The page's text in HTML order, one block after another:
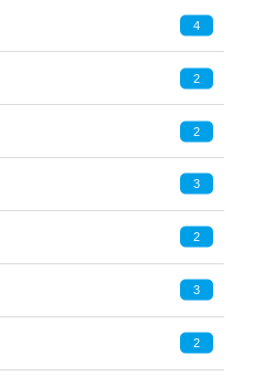
4
2
2
3
2
3
2